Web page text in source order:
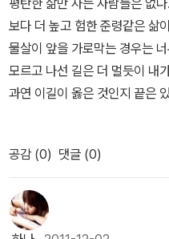
이 있는 것같이 느껴진다. 하지
하기 전까지는 우리와 똑같았
았고 끝없는 방황의 시절을 겪
실수하고 갈등하며 고민하는 그
인생의 터닝 포인트를 준비하게
잡게 하고 용기를 내어 꽉 붙들
경험담은 우리에게 삶을 관통해
은 어떠한 길을 가야할지 갈피
보다 더 높고 험한 준령같은 삶
물살이 앞을 가로막는 경우는
모르고 나선 길은 더 멀듯이 내
과연 이길이 옳은 것인지 끝은
업에 다니다가 늘 꿈꾸었던 연
고 나온 공병호소장이나방송국
환교수의 도전은 자신의 선택
닝포인트가 아닌 가 싶다.누구
그 기회를 알지 못한 채 왜 내게
공감 (0) 댓글 (0)